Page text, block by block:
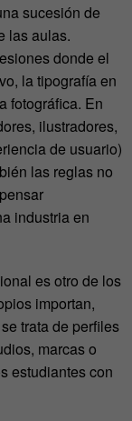
sucesión de
las aulas.
donde el
la tipografía en
fotográfica. En
ilustradores,
de usuario)
las reglas no
industria en
es otro de los
importan,
trata de perfiles
marcas o
estudiantes con